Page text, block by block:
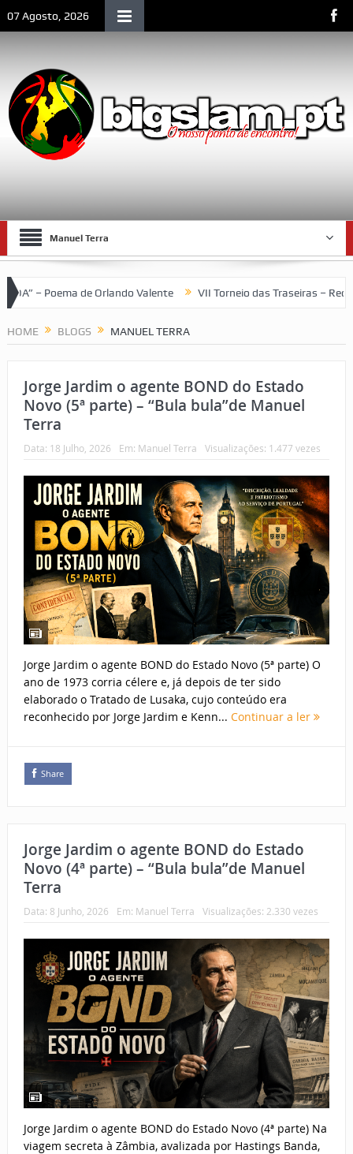
07 Agosto, 2026
Manuel Terra
de Orlando Valente VII Torneio das Traseiras – Recordando a
HOME BLOGS MANUEL TERRA
Jorge Jardim o agente BOND do Estado
Novo (5ª parte) – “Bula bula”de Manuel
Terra
Data: 18 Julho, 2026 Em: Manuel Terra Visualizações: 1.477 vezes
Jorge Jardim o agente BOND do Estado Novo (5ª parte) O
ano de 1973 corria célere e, já depois de ter sido
elaborado o Tratado de Lusaka, cujo conteúdo era
reconhecido por Jorge Jardim e Kenn... Continuar a ler
Share
Jorge Jardim o agente BOND do Estado
Novo (4ª parte) – “Bula bula”de Manuel
Terra
Data: 8 Junho, 2026 Em: Manuel Terra Visualizações: 2.330 vezes
Jorge Jardim o agente BOND do Estado Novo (4ª parte) Na
viagem secreta à Zâmbia, avalizada por Hastings Banda,